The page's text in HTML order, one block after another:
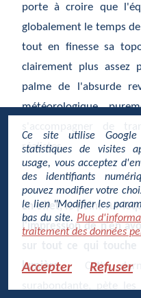
porte à croire que
globalement le temps
tout en finesse sa
clairement plus assez
palme de l'absurde
météorologique,
réalistes.
En effet, le point sur
l'impression de n'en
lumière.Cette
Ce site utilise
statistiques de visites
usage, vous acceptez
des identifiants
pouvez modifier votre
le lien "Modifier les
bas du site. Plus
traitement des données
Accepter Refuser